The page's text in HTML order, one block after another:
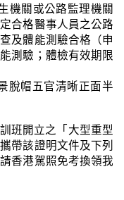
機關或公路監理機關
合格醫事人員之公路
及體能測驗合格（申
測驗；體檢有效期限
脫帽五官清晰正面半
班開立之「大型重型
帶該證明文件及下列
香港駕照免考換領我